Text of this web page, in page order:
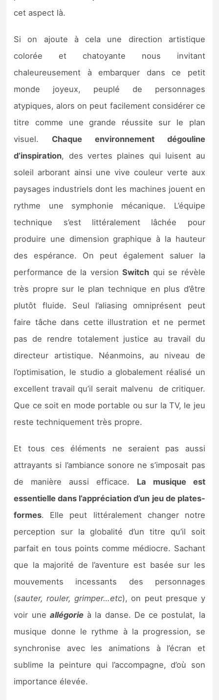
cet aspect là.
Si on ajoute à cela une direction artistique
colorée et chatoyante nous invitant
chaleureusement à embarquer dans ce petit
monde joyeux, peuplé de personnages
atypiques, alors on peut facilement considérer ce
titre comme une grande réussite sur le plan
visuel. Chaque environnement dégouline
d’inspiration, des vertes plaines qui luisent au
soleil arborant ainsi une vive couleur verte aux
paysages industriels dont les machines jouent en
rythme une symphonie mécanique. L’équipe
technique s’est littéralement lâchée pour
produire une dimension graphique à la hauteur
des espérance. On peut également saluer la
performance de la versionSwitch qui se révèle
très propre sur le plan technique en plus d’être
plutôt fluide. Seul l’aliasing omniprésent peut
faire tâche dans cette illustration et ne permet
pas de rendre totalement justice au travail du
directeur artistique. Néanmoins, au niveau de
l’optimisation, le studio a globalement réalisé un
excellent travail qu’il serait malvenu de critiquer.
Que ce soit en mode portable ou sur la TV, le jeu
reste techniquement très propre.
Et tous ces éléments ne seraient pas aussi
attrayants si l’ambiance sonore ne s’imposait pas
de manière aussi efficace. La musique est
essentielle dans l’appréciation d’un jeu de plates-
formes. Elle peut littéralement changer notre
perception sur la globalité d’un titre qu’il soit
parfait en tous points comme médiocre. Sachant
que la majorité de l’aventure est basée sur les
mouvements incessants des personnages
(sauter, rouler, grimper…etc), on peut presque y
voir une allégorieà la danse. De ce postulat, la
musique donne le rythme à la progression, se
synchronise avec les animations à l’écran et
sublime la peinture qui l’accompagne, d’où son
importance élevée.